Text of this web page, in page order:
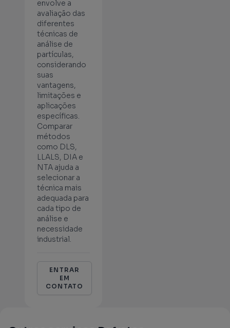
envolve a
avaliação das
diferentes
técnicas de
análise de
partículas,
considerando
suas
vantagens,
limitações e
aplicações
específicas.
Comparar
métodos
como DLS,
LLALS, DIA e
NTA ajuda a
selecionar a
técnica mais
adequada para
cada tipo de
análise e
necessidade
industrial.
ENTRAR
EM
CONTATO